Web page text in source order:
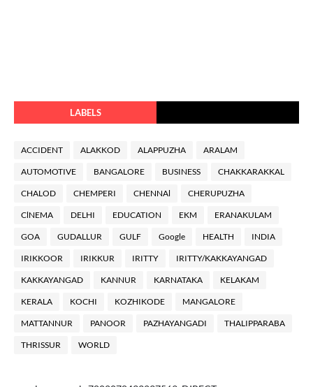
LABELS
ACCIDENT ALAKKOD ALAPPUZHA ARALAM
AUTOMOTIVE BANGALORE BUSINESS CHAKKARAKKAL
CHALOD CHEMPERI CHENNAl CHERUPUZHA
ClNEMA DELHI EDUCATION EKM ERANAKULAM
GOA GUDALLUR GULF Google HEALTH INDIA
IRIKKOOR IRIKKUR IRITTY IRITTY/KAKKAYANGAD
KAKKAYANGAD KANNUR KARNATAKA KELAKAM
KERALA KOCHI KOZHIKODE MANGALORE
MATTANNUR PANOOR PAZHAYANGADI THALIPPARABA
THRISSUR WORLD